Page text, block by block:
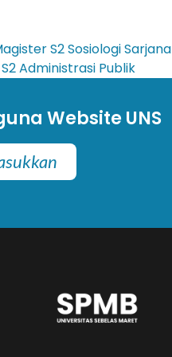
S2 SosiologiSarjana
S2 Administrasi Publik
Website UNS